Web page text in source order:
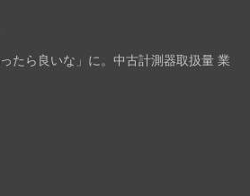
たら良いな」に。中古計測器取扱量 業